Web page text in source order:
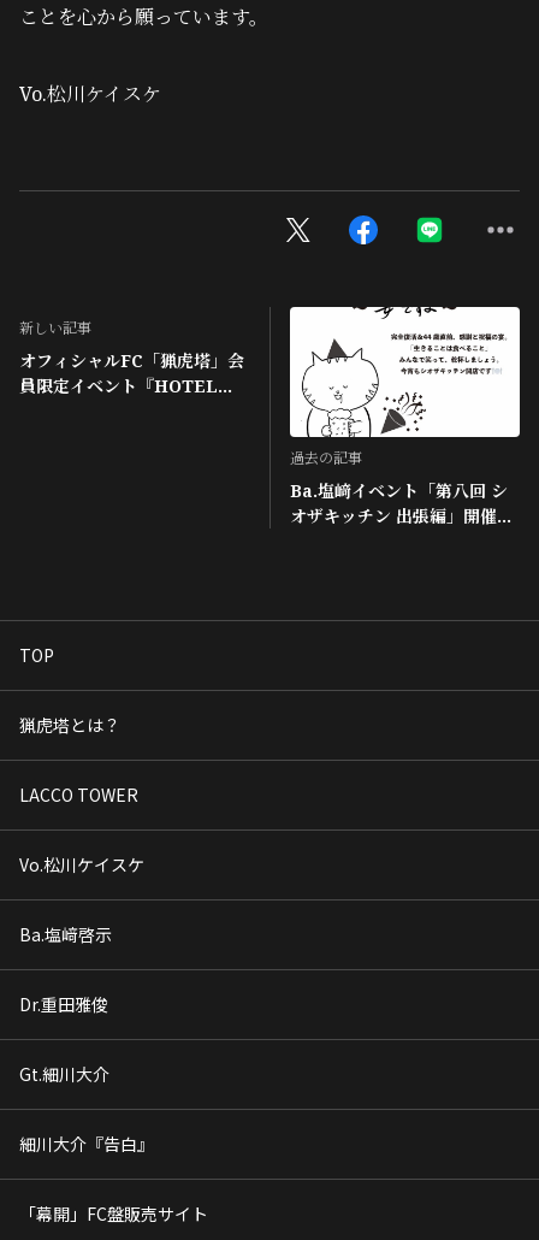
ことを心から願っています。
Vo.松川ケイスケ
新しい記事
オフィシャルFC「猟虎塔」会
員限定イベント『HOTEL
過去の記事
Ba.塩﨑イベント「第八回 シ
オザキッチン 出張編」開催決
TOP
猟虎塔とは？
LACCO TOWER
Vo.松川ケイスケ
Ba.塩﨑啓示
Dr.重田雅俊
Gt.細川大介
細川大介『告白』
「幕開」FC盤販売サイト